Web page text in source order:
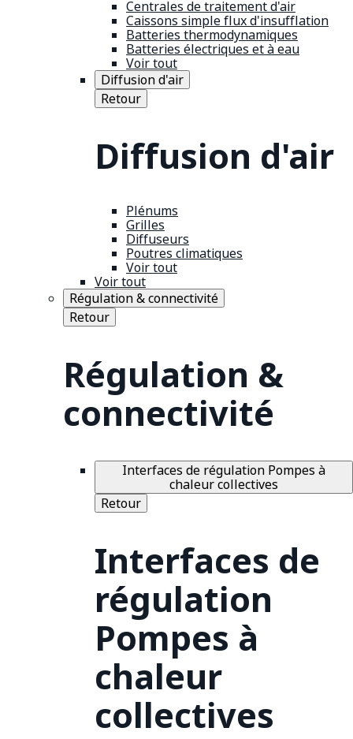
Centrales de traitement d'air
Caissons simple flux d'insufflation
Batteries thermodynamiques
Batteries électriques et à eau
Voir tout
Diffusion d'air
Retour
Diffusion d'air
Plénums
Grilles
Diffuseurs
Poutres climatiques
Voir tout
Voir tout
Régulation & connectivité
Retour
Régulation &
connectivité
Interfaces de régulation Pompes à
chaleur collectives
Retour
Interfaces de
régulation
Pompes à
chaleur
collectives